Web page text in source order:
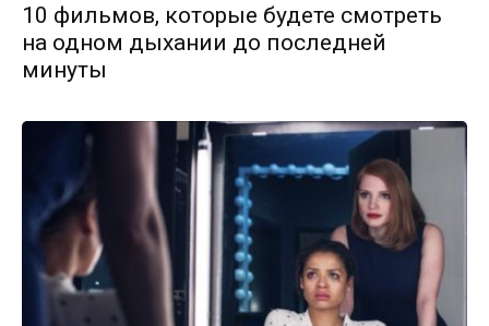
10 фильмов, которые будете смотреть
на одном дыхании до последней
минуты